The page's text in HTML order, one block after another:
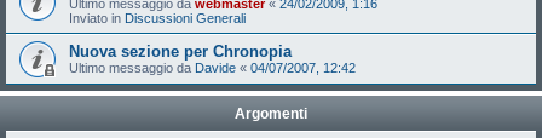
Ultimo messaggio da webmaster« 24/02/2009, 1:16
Inviato in Discussioni Generali
Nuova sezione per Chronopia
Ultimo messaggio da Davide « 04/07/2007, 12:42
Argomenti